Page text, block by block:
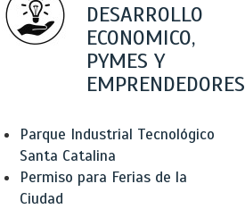
DESARROLLO
ECONOMICO,
PYMES Y
EMPRENDEDORES
Parque Industrial Tecnológico
Santa Catalina
Permiso para Ferias de la
Ciudad